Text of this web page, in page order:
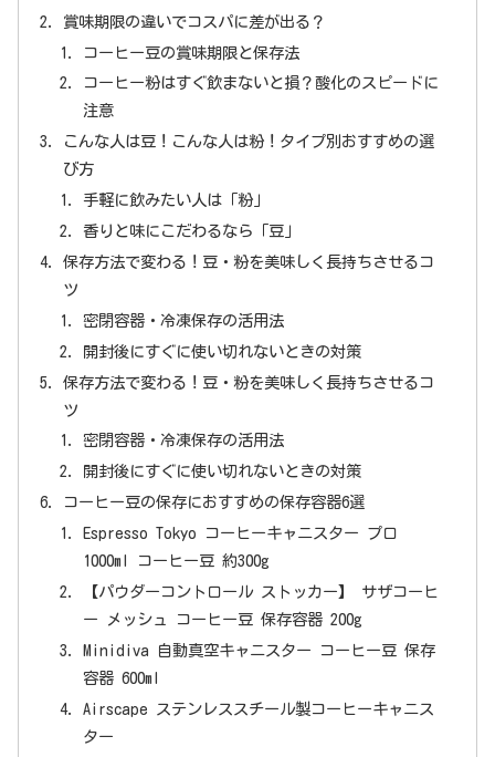
賞味期限の違いでコスパに差が出る？
コーヒー豆の賞味期限と保存法
コーヒー粉はすぐ飲まないと損？酸化のスピードに
注意
こんな人は豆！こんな人は粉！タイプ別おすすめの選
び方
手軽に飲みたい人は「粉」
香りと味にこだわるなら「豆」
保存方法で変わる！豆・粉を美味しく長持ちさせるコ
ツ
密閉容器・冷凍保存の活用法
開封後にすぐに使い切れないときの対策
保存方法で変わる！豆・粉を美味しく長持ちさせるコ
ツ
密閉容器・冷凍保存の活用法
開封後にすぐに使い切れないときの対策
コーヒー豆の保存におすすめの保存容器6選
Espresso Tokyo コーヒーキャニスター プロ
1000ml コーヒー豆 約300g
【パウダーコントロール ストッカー】 サザコーヒ
ー メッシュ コーヒー豆 保存容器 200g
Minidiva 自動真空キャニスター コーヒー豆 保存
容器 600ml
Airscape ステンレススチール製コーヒーキャニス
ター